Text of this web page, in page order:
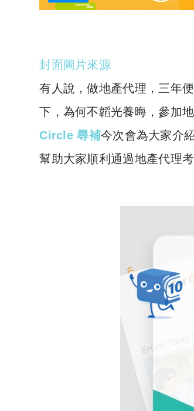
封面圖片來源
有人說，做地產代理，三年
下，為何不韜光養晦，參加
Circle 尋補今次會為大家介
幫助大家順利通過地產代理考